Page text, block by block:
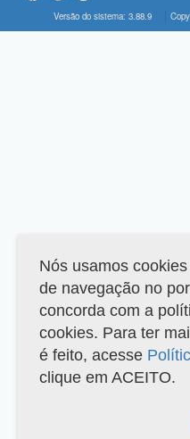
Versão do sistema: 3.88.9
Nós usamos
de navegação no
concorda com a
cookies. Para ter
é feito, acesse
clique em ACEITO.